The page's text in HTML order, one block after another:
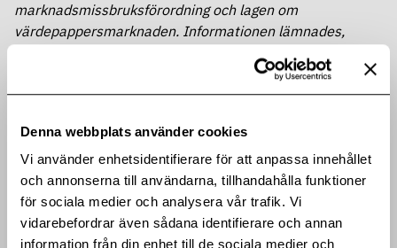
Denna webbplats använder cookies
Vi använder enhetsidentifierare för att anpassa innehållet
och annonserna till användarna, tillhandahålla funktioner
för sociala medier och analysera vår trafik. Vi
vidarebefordrar även sådana identifierare och annan
information från din enhet till de sociala medier och
marknadsmissbruksförordning och lagen om
värdepappersmarknaden. Informationen lämnades,
offentliggörande den 2025-07-09 12:00 CEST.
Patrik Emanuelsson, vd Heba Fastighets AB, 08-522 547
50,
patrik.emanuelsson@hebafast.se
Hanna Franzén, CFO Heba Fastighets AB, 076-764 63
63,
hanna.franzen@hebafast.se
Om Heba